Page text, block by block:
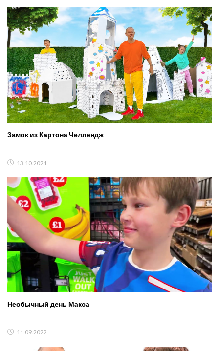
Замок из Картона Челлендж
13.10.2021
Необычный день Макса
11.09.2022